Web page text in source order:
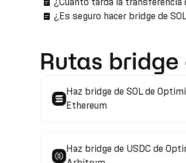
¿Es seguro hacer bridge de
Rutas
Haz bridge de SOL de
Ethereum
Haz bridge de USDC de